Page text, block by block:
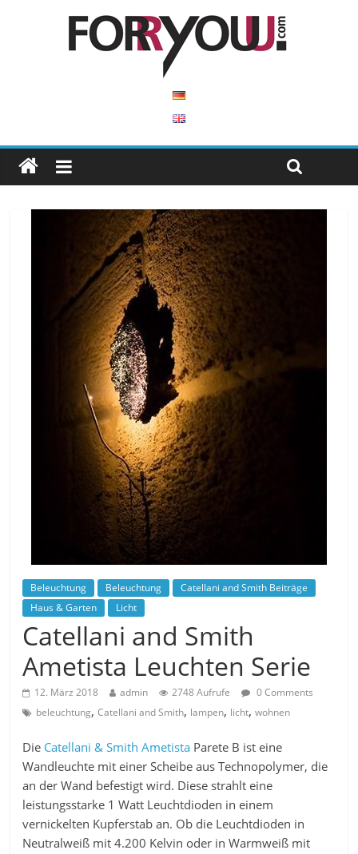
Beleuchtung Beleuchtung
Catellani and Smith Beiträge
Haus & Garten
Licht
Catellani and Smith
Ametista Leuchten Serie
12. März 2018 admin 2748 Aufrufe
0 Comments
beleuchtung,Catellani and Smith, lampen, licht,wohnen
Die Catellani & Smith Ametista Parete B ist eine
Wandleuchte mit einer Scheibe aus Technopolymer, die
an der Wand befestigt wird. Diese strahlt eine
leistungsstarke 1 Watt Leuchtdioden in einem
vernickelten Kupferstab an. Ob die Leuchtdioden in
Neutralweiß mit 4.200 Kelvin oder in Warmweiß mit